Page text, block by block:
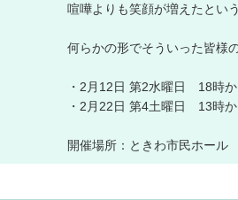
喧嘩よりも笑顔が増えたとい
何らかの形でそういった皆様
・2月12日 第2水曜日 18時
・2月22日 第4土曜日 13時
開催場所：ときわ市民ホール